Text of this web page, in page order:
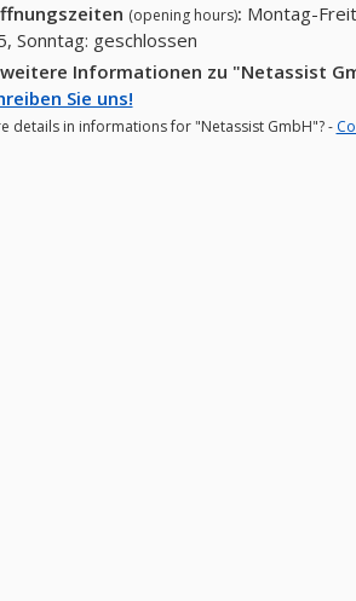
(opening hours): Montag-
Sonntag: geschlossen
Informationen zu "Netassist
Sie uns!
in informations for "Netassist GmbH"? -